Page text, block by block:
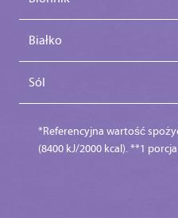
Białko
Sól
*Referencyjna wartość
(8400 kJ/2000 kcal). **1